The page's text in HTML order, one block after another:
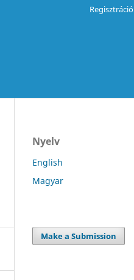
Regisztráció
Nyelv
English
Magyar
Make a Submission